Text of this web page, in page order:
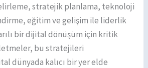
stratejik planlama, teknoloji
eğitim ve gelişim ile liderlik
bir dijital dönüşüm için kritik
bu stratejileri
dünyada kalıcı bir yer elde